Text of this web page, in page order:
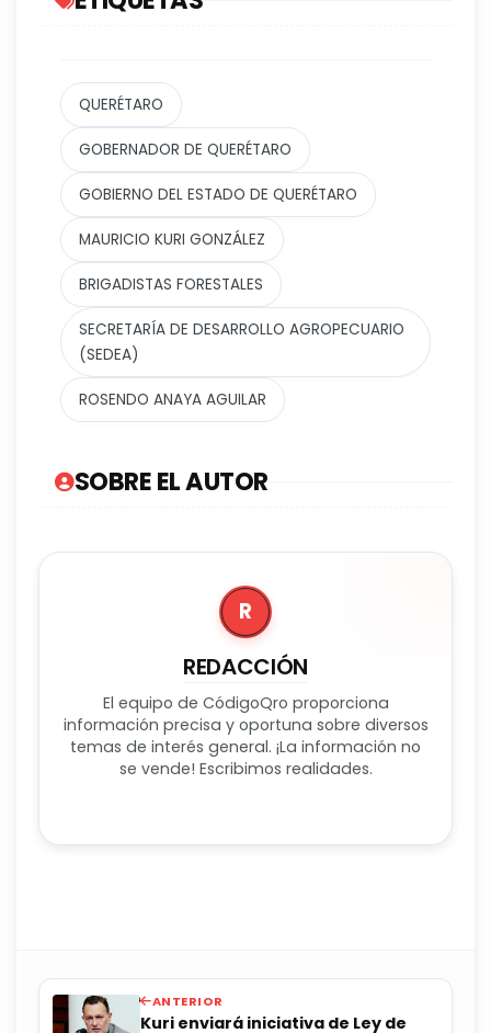
QUERÉTARO
GOBERNADOR DE QUERÉTARO
GOBIERNO DEL ESTADO DE QUERÉTARO
MAURICIO KURI GONZÁLEZ
BRIGADISTAS FORESTALES
SECRETARÍA DE DESARROLLO AGROPECUARIO
(SEDEA)
ROSENDO ANAYA AGUILAR
SOBRE EL AUTOR
R
REDACCIÓN
El equipo de CódigoQro proporciona
información precisa y oportuna sobre diversos
temas de interés general. ¡La información no
se vende! Escribimos realidades.
ANTERIOR
Kuri enviará iniciativa de Ley de